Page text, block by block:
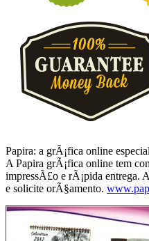
Papira: a grÃ¡fica online
A Papira grÃ¡fica online tem
impressÃ£o e rÃ¡pida entrega.
e solicite orÃ§amento.